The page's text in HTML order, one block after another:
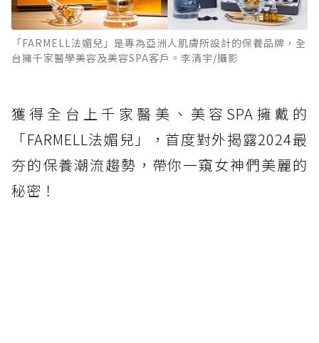
「FARMELL法媚兒」是專為亞洲人肌膚所設計的保養品牌，全
台擁千家醫學美容及美容SPA客戶。李清宇/攝影
獲得全台上千家醫美、美容SPA擁戴的
「FARMELL法媚兒」，首度對外揭露2024最
夯的保養潮流趨勢，帶你一窺女神們美麗的
秘密！